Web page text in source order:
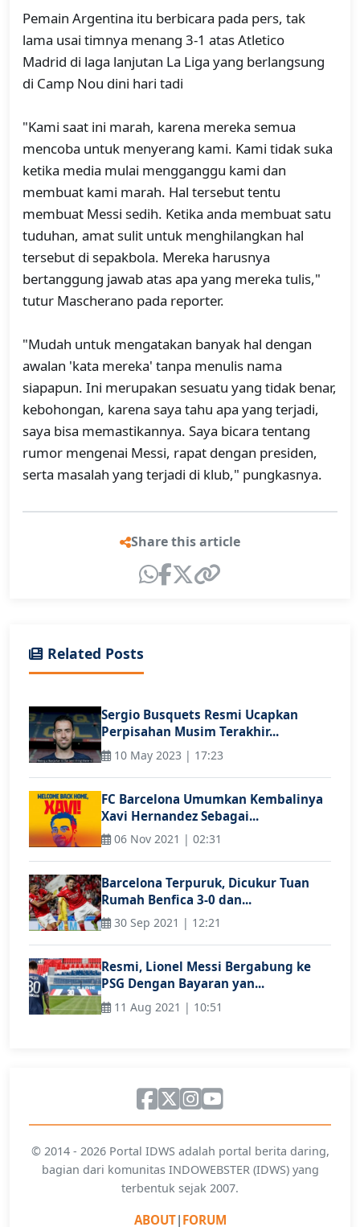
Pemain Argentina itu berbicara pada pers, tak
lama usai timnya menang 3-1 atas Atletico
Madrid di laga lanjutan La Liga yang berlangsung
di Camp Nou dini hari tadi
"Kami saat ini marah, karena mereka semua
mencoba untuk menyerang kami. Kami tidak suka
ketika media mulai mengganggu kami dan
membuat kami marah. Hal tersebut tentu
membuat Messi sedih. Ketika anda membuat satu
tuduhan, amat sulit untuk menghilangkan hal
tersebut di sepakbola. Mereka harusnya
bertanggung jawab atas apa yang mereka tulis,"
tutur Mascherano pada reporter.
"Mudah untuk mengatakan banyak hal dengan
awalan 'kata mereka' tanpa menulis nama
siapapun. Ini merupakan sesuatu yang tidak benar,
kebohongan, karena saya tahu apa yang terjadi,
saya bisa memastikannya. Saya bicara tentang
rumor mengenai Messi, rapat dengan presiden,
serta masalah yang terjadi di klub," pungkasnya.
Share this article
Related Posts
Sergio Busquets Resmi Ucapkan
Perpisahan Musim Terakhir...
10 May 2023 | 17:23
FC Barcelona Umumkan Kembalinya
Xavi Hernandez Sebagai...
06 Nov 2021 | 02:31
Barcelona Terpuruk, Dicukur Tuan
Rumah Benfica 3-0 dan...
30 Sep 2021 | 12:21
Resmi, Lionel Messi Bergabung ke
PSG Dengan Bayaran yan...
11 Aug 2021 | 10:51
© 2014 - 2026 Portal IDWS adalah portal berita daring,
bagian dari komunitas INDOWEBSTER (IDWS) yang
terbentuk sejak 2007.
ABOUT| FORUM